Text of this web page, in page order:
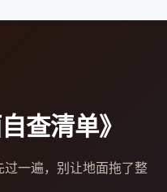
查清单》
一遍，别让地面拖了整